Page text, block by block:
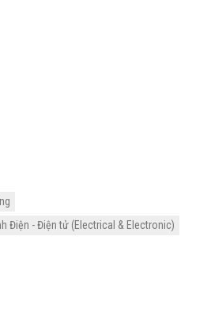
Điện - Điện tử (Electrical & Electronic)